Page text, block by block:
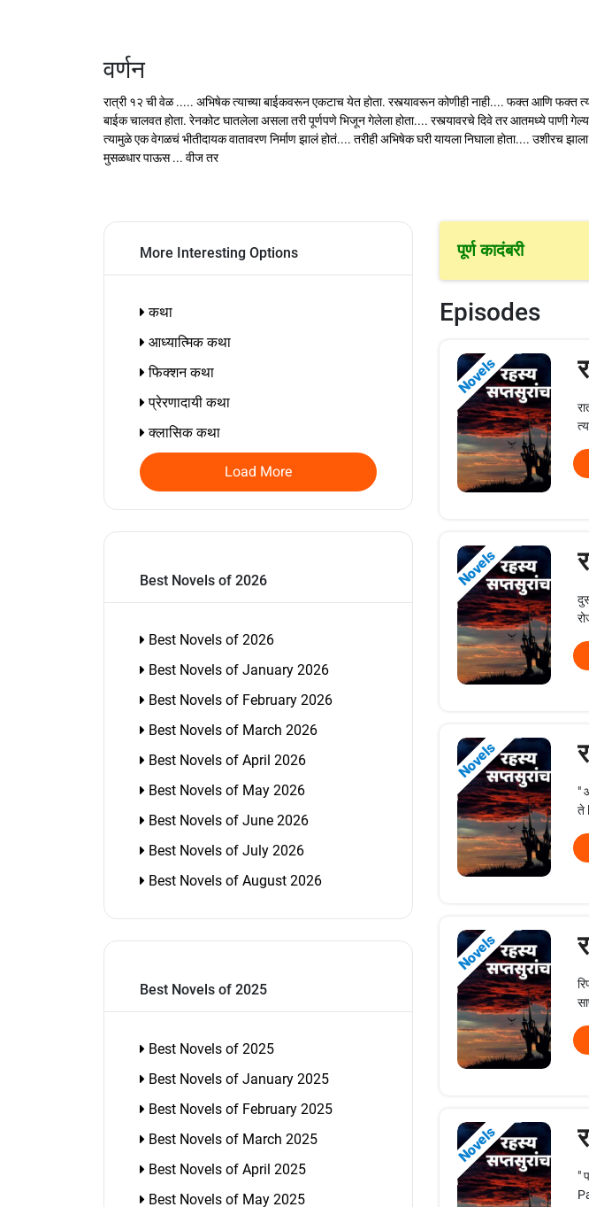
वर्णन
रात्री १२ ची वेळ ..... अभिषेक त्याच्या बाईकवरून एकटाच येत होता. रस्त्यावरून कोणीही नाही.... फक्त आणि
बाईक चालवत होता. रेनकोट घातलेला असला तरी पूर्णपणे भिजून गेलेला होता.... रस्त्यावरचे दिवे तर आतमध्ये पाणी
त्यामुळे एक वेगळचं भीतीदायक वातावरण निर्माण झालं होतं.... तरीही अभिषेक घरी यायला निघाला होता.... उशीरच
मुसळधार पाऊस ... वीज तर
More Interesting Options
कथा
आध्यात्मिक कथा
फिक्शन कथा
प्रेरणादायी कथा
क्लासिक कथा
Load More
Best Novels of 2026
Best Novels of 2026
Best Novels of January 2026
Best Novels of February 2026
Best Novels of March 2026
Best Novels of April 2026
Best Novels of May 2026
Best Novels of June 2026
Best Novels of July 2026
Best Novels of August 2026
Best Novels of 2025
Best Novels of 2025
Best Novels of January 2025
Best Novels of February 2025
Best Novels of March 2025
Best Novels of April 2025
Best Novels of May 2025
पूर्ण कादंबरी
Episodes
Novels
Novels
Novels
"
ते
Novels
Novels
"